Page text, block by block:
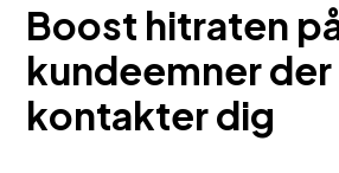
Boost hitraten
kundeemner der
kontakter dig